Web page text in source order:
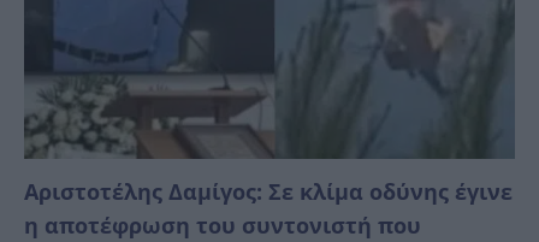
Αριστοτέλης Δαμίγος: Σε κλίμα οδύνης έγινε
η αποτέφρωση του συντονιστή που